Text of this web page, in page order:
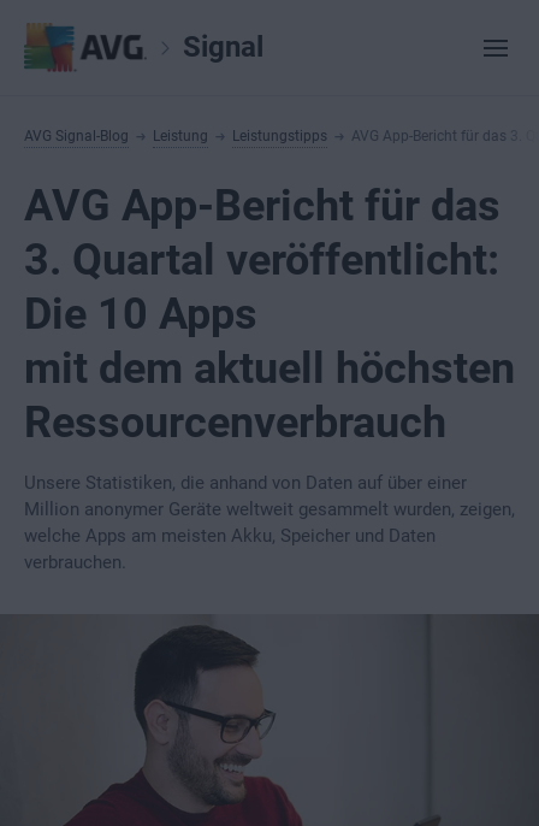
Signal
AVG Signal-Blog Leistung Leistungstipps AVG App-Bericht für das 3.
AVG App-Bericht für das
3. Quartal veröffentlicht:
Die 10 Apps
mit dem aktuell höchsten
Ressourcenverbrauch
Unsere Statistiken, die anhand von Daten auf über einer
Million anonymer Geräte weltweit gesammelt wurden, zeigen,
welche Apps am meisten Akku, Speicher und Daten
verbrauchen.